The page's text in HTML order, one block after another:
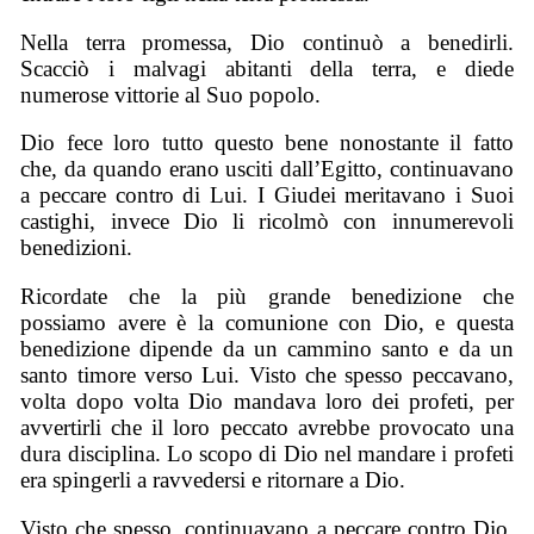
Nella terra promessa, Dio continuò a benedirli.
Scacciò i malvagi abitanti della terra, e diede
numerose vittorie al Suo popolo.
Dio fece loro tutto questo bene nonostante il fatto
che, da quando erano usciti dall’Egitto, continuavano
a peccare contro di Lui. I Giudei meritavano i Suoi
castighi, invece Dio li ricolmò con innumerevoli
benedizioni.
Ricordate che la più grande benedizione che
possiamo avere è la comunione con Dio, e questa
benedizione dipende da un cammino santo e da un
santo timore verso Lui. Visto che spesso peccavano,
volta dopo volta Dio mandava loro dei profeti, per
avvertirli che il loro peccato avrebbe provocato una
dura disciplina. Lo scopo di Dio nel mandare i profeti
era spingerli a ravvedersi e ritornare a Dio.
Visto che spesso, continuavano a peccare contro Dio,